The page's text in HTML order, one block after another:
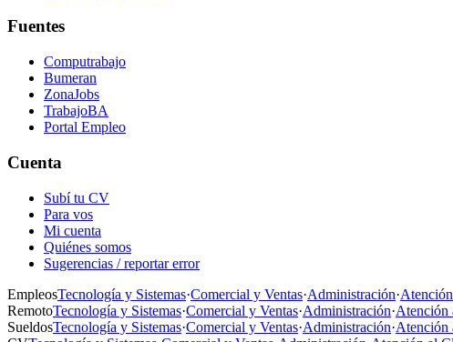
Fuentes
Computrabajo
Bumeran
ZonaJobs
TrabajoBA
Portal Empleo
Cuenta
Subí tu CV
Para vos
Mi cuenta
Quiénes somos
Sugerencias / reportar error
EmpleosTecnología y Sistemas·Comercial y Ventas·Administración·
RemotoTecnología y Sistemas·Comercial y Ventas·Administración·Atención
SueldosTecnología y Sistemas·Comercial y Ventas·Administración·Atención